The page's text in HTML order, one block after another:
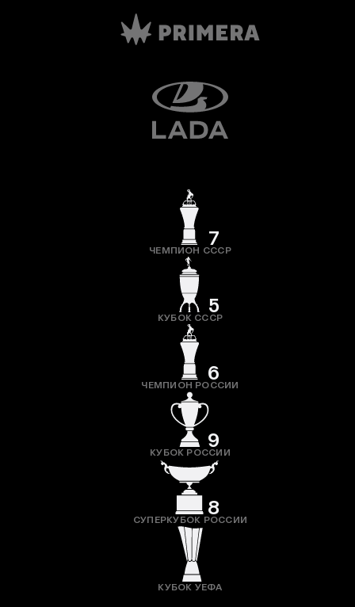
7
ЧЕМПИОН СССР
5
КУБОК СССР
6
ЧЕМПИОН РОССИИ
9
КУБОК РОССИИ
8
СУПЕРКУБОК РОССИИ
КУБОК УЕФА